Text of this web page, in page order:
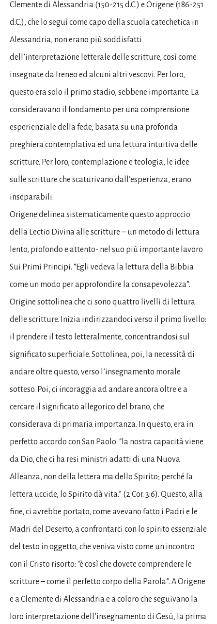
Clemente di Alessandria (150-215 d.C.) e Origene (186-251
d.C.), che lo seguì come capo della scuola catechetica in
Alessandria, non erano più soddisfatti
dell’interpretazione letterale delle scritture, così come
insegnate da Ireneo ed alcuni altri vescovi. Per loro,
questo era solo il primo stadio, sebbene importante. La
consideravano il fondamento per una comprensione
esperienziale della fede, basata su una profonda
preghiera contemplativa ed una lettura intuitiva delle
scritture. Per loro, contemplazione e teologia, le idee
sulle scritture che scaturivano dall’esperienza, erano
inseparabili.
Origene delinea sistematicamente questo approccio
della Lectio Divina alle scritture – un metodo di lettura
lento, profondo e attento- nel suo più importante lavoro
Sui Primi Principi. “Egli vedeva la lettura della Bibbia
come un modo per approfondire la consapevolezza”.
Origine sottolinea che ci sono quattro livelli di lettura
delle scritture. Inizia indirizzandoci verso il primo livello:
il prendere il testo letteralmente, concentrandosi sul
significato superficiale. Sottolinea, poi, la necessità di
andare oltre questo, verso l’insegnamento morale
sotteso. Poi, ci incoraggia ad andare ancora oltre e a
cercare il significato allegorico del brano, che
considerava di primaria importanza. In questo, era in
perfetto accordo con San Paolo: “la nostra capacità viene
da Dio, che ci ha resi ministri adatti di una Nuova
Alleanza, non della lettera ma dello Spirito; perché la
lettera uccide, lo Spirito dà vita.” (2 Cor. 3:6). Questo, alla
fine, ci avrebbe portato, come avevano fatto i Padri e le
Madri del Deserto, a confrontarci con lo spirito essenziale
del testo in oggetto, che veniva visto come un incontro
con il Cristo risorto: “è così che dovete comprendere le
scritture – come il perfetto corpo della Parola”. A Origene
e a Clemente di Alessandria e a coloro che seguivano la
loro interpretazione dell’insegnamento di Gesù, la prima